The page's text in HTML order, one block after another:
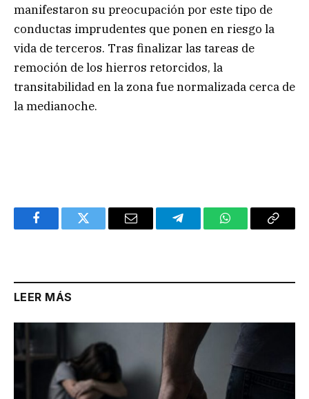
manifestaron su preocupación por este tipo de
conductas imprudentes que ponen en riesgo la
vida de terceros. Tras finalizar las tareas de
remoción de los hierros retorcidos, la
transitabilidad en la zona fue normalizada cerca de
la medianoche.
FacebookTwitter Email TelegramWhatsAppCopy
LEER MÁS